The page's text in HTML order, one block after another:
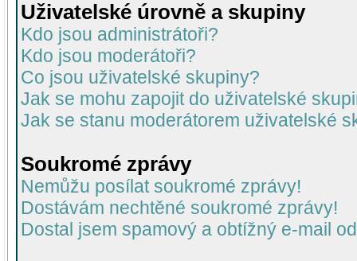
Uživatelské úrovně a skupiny
Kdo jsou administrátoři?
Kdo jsou moderátoři?
Co jsou uživatelské skupiny?
Jak se mohu zapojit do uživatelské
Jak se stanu moderátorem uživatelské
Soukromé zprávy
Nemůžu posílat soukromé zprávy!
Dostávám nechtěné soukromé zprávy!
Dostal jsem spamový a obtížný e-mail